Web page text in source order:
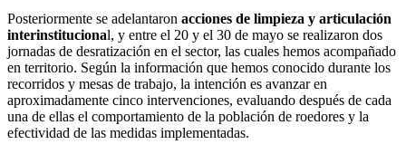
Posteriormente se adelantaron acciones de limpieza y articulación
interinstitucional, y entre el 20 y el 30 de mayo se realizaron dos
jornadas de desratización en el sector, las cuales hemos acompañado
en territorio. Según la información que hemos conocido durante los
recorridos y mesas de trabajo, la intención es avanzar en
aproximadamente cinco intervenciones, evaluando después de cada
una de ellas el comportamiento de la población de roedores y la
efectividad de las medidas implementadas.